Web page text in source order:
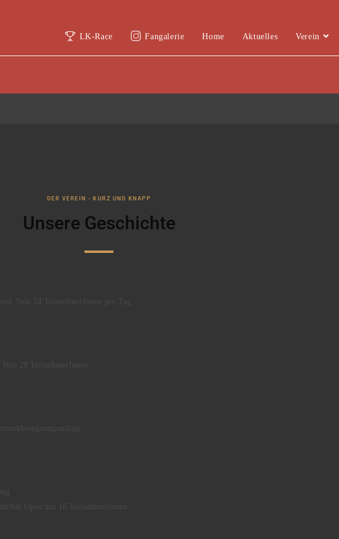
LK-Race Fangalerie Home Aktuelles Verein
DER VEREIN - KURZ UND KNAPP
Unsere Geschichte